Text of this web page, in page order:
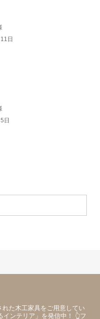
日
日
た木工家具をご用意してい
インテリア」を発信中！
👆フ